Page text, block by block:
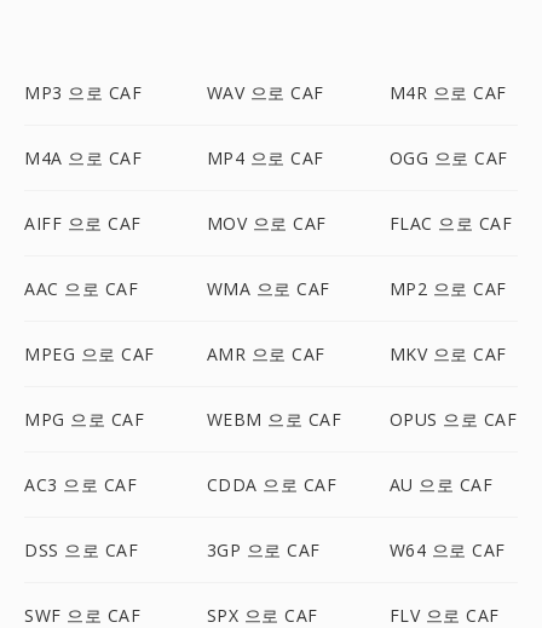
MP3 으로 CAF WAV 으로 CAF M4R 으로 CAF
M4A 으로 CAF MP4 으로 CAF OGG 으로 CAF
AIFF 으로 CAF MOV 으로 CAF FLAC 으로 CAF
AAC 으로 CAF WMA 으로 CAF MP2 으로 CAF
MPEG 으로 CAF AMR 으로 CAF MKV 으로 CAF
MPG 으로 CAF WEBM 으로 CAF OPUS 으로 CAF
AC3 으로 CAF CDDA 으로 CAF AU 으로 CAF
DSS 으로 CAF 3GP 으로 CAF W64 으로 CAF
SWF 으로 CAF SPX 으로 CAF FLV 으로 CAF